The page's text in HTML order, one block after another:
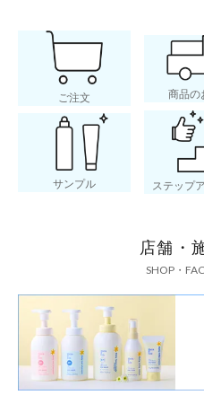
ご注文 商品の
サンプル ステップ
店舗・
SHOP・